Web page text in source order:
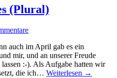
(Plural)
auch im April gab es ein
mir, und an unserer Freude
:-). Als Aufgabe hatten wir
die ich… Weiterlesen →